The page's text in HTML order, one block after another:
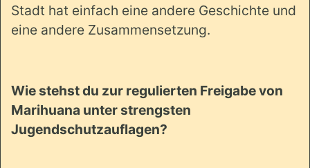
Stadt hat einfach eine andere Geschichte und
eine andere Zusammensetzung.
Wie stehst du zur regulierten Freigabe von
Marihuana unter strengsten
Jugendschutzauflagen?